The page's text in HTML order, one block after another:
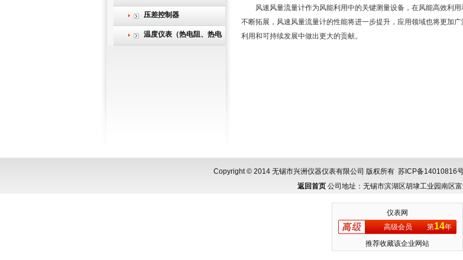
压差控制器
温度仪表（热电阻、热电
风速风量流量计作为风能利用中的关键测量设备，在风能高效利用
不断拓展，风速风量流量计的性能将进一步提升，应用领域也将更加
利用和可持续发展中做出更大的贡献。
Copyright © 2014 无锡市兴洲仪器仪表有限公司 版权所有 苏ICP备14010816
返回首页 公司地址：无锡市滨湖区胡埭工业园南区
仪表网
高级会员
第14年
推荐收藏该企业网站